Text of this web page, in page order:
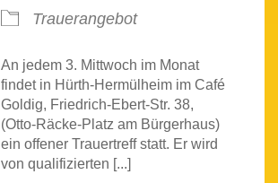
Trauerangebot
An jedem 3. Mittwoch im Monat
findet in Hürth-Hermülheim im Café
Goldig, Friedrich-Ebert-Str. 38,
(Otto-Räcke-Platz am Bürgerhaus)
ein offener Trauertreff statt. Er wird
von qualifizierten [...]